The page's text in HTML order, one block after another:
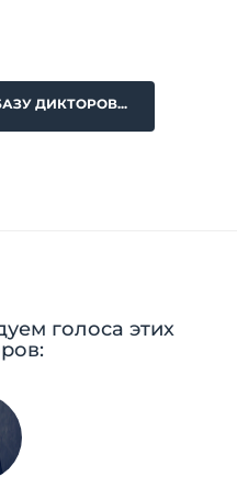
ДИКТОРОВ...
голоса этих